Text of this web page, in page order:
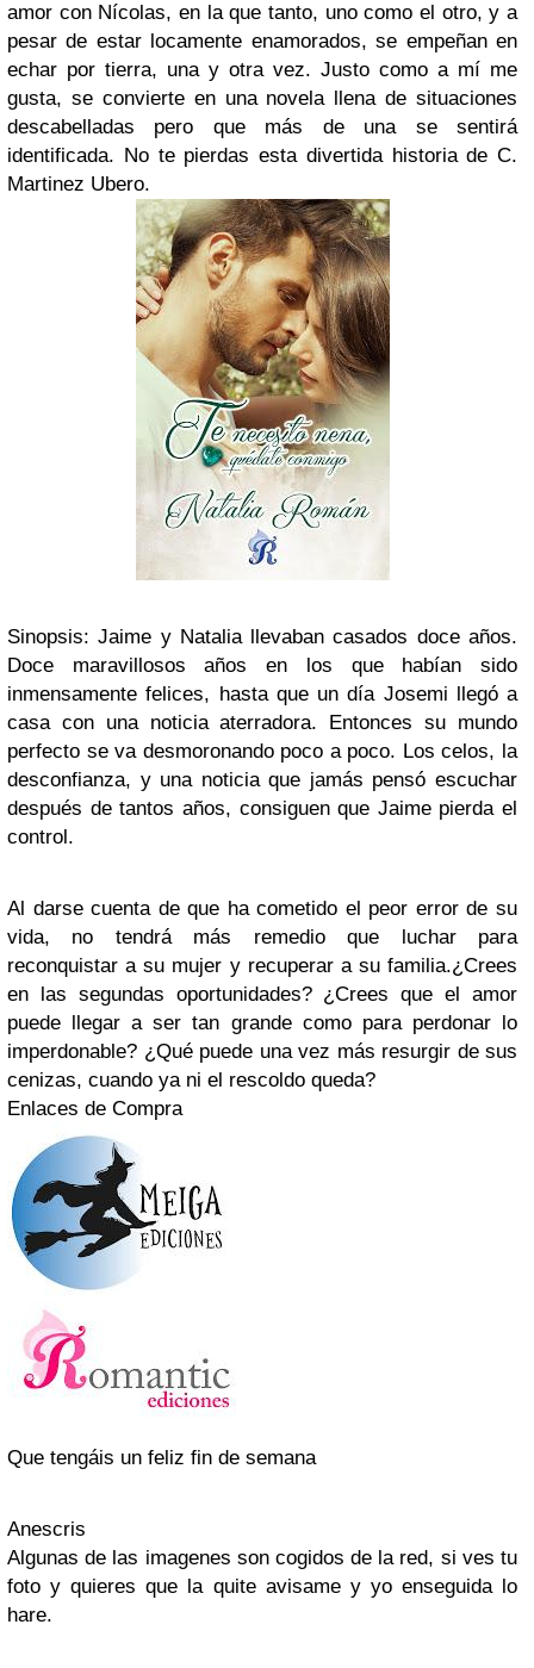
amor con Nícolas, en la que tanto, uno como el otro, y a
pesar de estar locamente enamorados, se empeñan en
echar por tierra, una y otra vez. Justo como a mí me
gusta, se convierte en una novela llena de situaciones
descabelladas pero que más de una se sentirá
identificada. No te pierdas esta divertida historia de C.
Martinez Ubero.
Sinopsis:Jaime y Natalia llevaban casados doce años.
Doce maravillosos años en los que habían sido
inmensamente felices, hasta que un día Josemi llegó a
casa con una noticia aterradora. Entonces su mundo
perfecto se va desmoronando poco a poco. Los celos, la
desconfianza, y una noticia que jamás pensó escuchar
después de tantos años, consiguen que Jaime pierda el
control.
Al darse cuenta de que ha cometido el peor error de su
vida, no tendrá más remedio que luchar para
reconquistar a su mujer y recuperar a su familia.¿Crees
en las segundas oportunidades? ¿Crees que el amor
puede llegar a ser tan grande como para perdonar lo
imperdonable? ¿Qué puede una vez más resurgir de sus
cenizas, cuando ya ni el rescoldo queda?
Enlaces de Compra
Que tengáis un feliz fin de semana
Anescris
Algunas de las imagenes son cogidos de la red, si ves tu
foto y quieres que la quite avisame y yo enseguida lo
hare.